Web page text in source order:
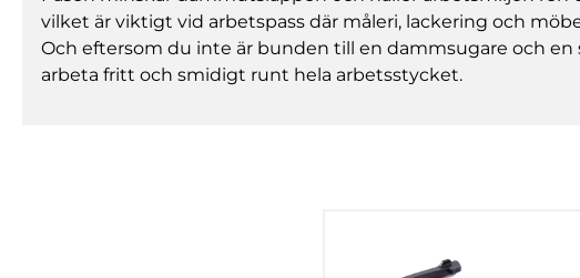
vilket är viktigt vid arbetspass där måleri, lackering och
Och eftersom du inte är bunden till en dammsugare och en
arbeta fritt och smidigt runt hela arbetsstycket.